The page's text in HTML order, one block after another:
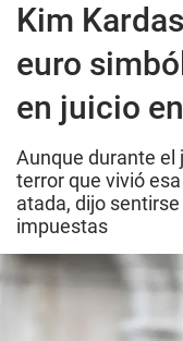
Kim
euro
en juicio
Aunque durante el
terror que vivió
atada, dijo
impuestas